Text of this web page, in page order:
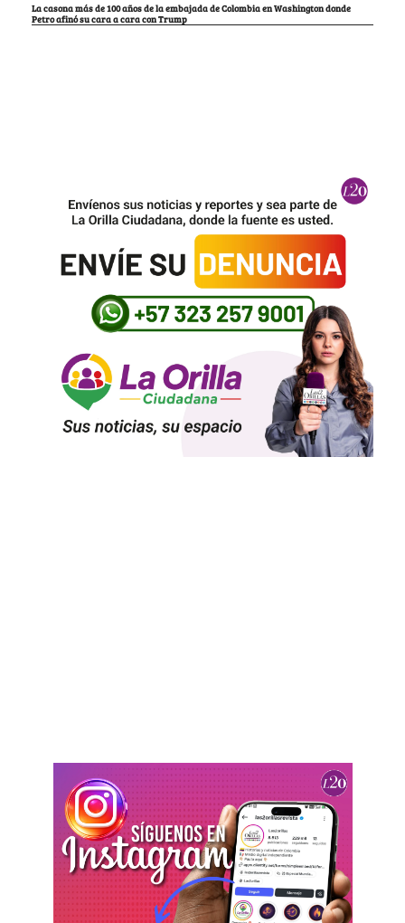
La casona más de 100 años de la embajada de Colombia en Washington donde
Petro afinó su cara a cara con Trump